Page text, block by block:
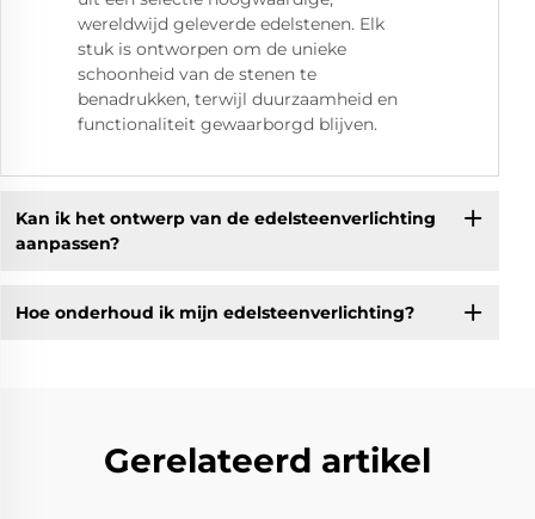
wereldwijd geleverde edelstenen. Elk
stuk is ontworpen om de unieke
schoonheid van de stenen te
benadrukken, terwijl duurzaamheid en
functionaliteit gewaarborgd blijven.
Kan ik het ontwerp van de edelsteenverlichting
aanpassen?
Hoe onderhoud ik mijn edelsteenverlichting?
Gerelateerd artikel